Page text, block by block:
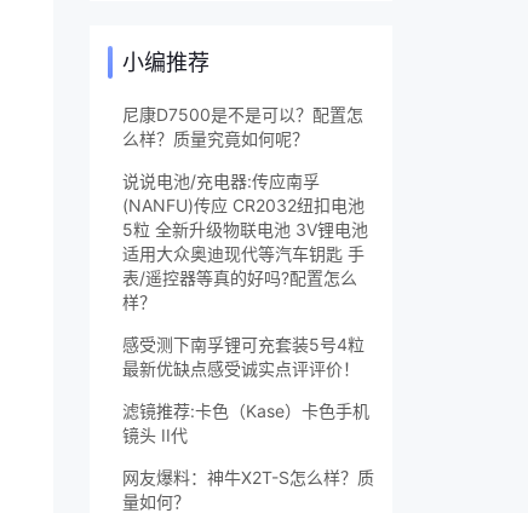
小编推荐
尼康D7500是不是可以？配置怎
么样？质量究竟如何呢？
说说电池/充电器:传应南孚
(NANFU)传应 CR2032纽扣电池
5粒 全新升级物联电池 3V锂电池
适用大众奥迪现代等汽车钥匙 手
表/遥控器等真的好吗?配置怎么
样？
感受测下南孚锂可充套装5号4粒
最新优缺点感受诚实点评评价！
滤镜推荐:卡色（Kase）卡色手机
镜头 II代
网友爆料：神牛X2T-S怎么样？质
量如何？